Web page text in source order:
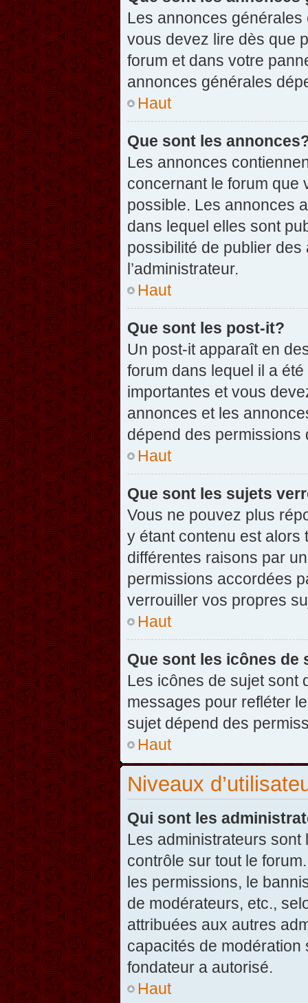
Les annonces
vous devez lire dès que
forum et dans votre
annonces générales
Haut
Que sont les
Les annonces
concernant le forum que
possible. Les annonces
dans lequel elles sont
possibilité de publier
l’administrateur.
Haut
Que sont les post-it?
Un post-it apparaît en
forum dans lequel il a
importantes et vous
annonces et les
dépend des permissions
Haut
Que sont les sujets
Vous ne pouvez plus
y étant contenu est alors
différentes raisons par
permissions accordées
verrouiller vos propres
Haut
Que sont les icônes de
Les icônes de sujet sont
messages pour refléter
sujet dépend des
Haut
Niveaux
Qui sont les
Les administrateurs
contrôle sur tout le
les permissions, le
de modérateurs, etc.,
attribuées aux autres
capacités de modération
fondateur a autorisé.
Haut